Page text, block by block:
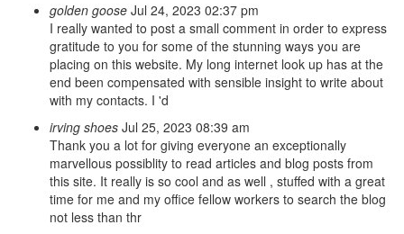
golden goose Jul 24, 2023 02:37 pm
I really wanted to post a small comment in order to express
gratitude to you for some of the stunning ways you are
placing on this website. My long internet look up has at the
end been compensated with sensible insight to write about
with my contacts. I 'd
irving shoes Jul 25, 2023 08:39 am
Thank you a lot for giving everyone an exceptionally
marvellous possiblity to read articles and blog posts from
this site. It really is so cool and as well , stuffed with a great
time for me and my office fellow workers to search the blog
not less than thr